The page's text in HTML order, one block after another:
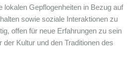
lokalen Gepflogenheiten in Bezug auf
sowie soziale Interaktionen zu
offen für neue Erfahrungen zu sein
der Kultur und den Traditionen des